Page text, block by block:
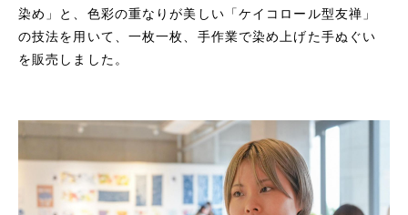
染め」と、色彩の重なりが美しい「ケイコロール型友禅」
の技法を用いて、一枚一枚、手作業で染め上げた手ぬぐい
を販売しました。